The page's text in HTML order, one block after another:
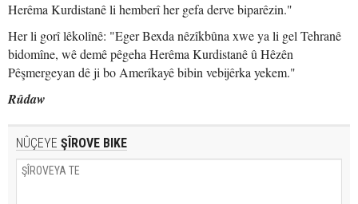
Herêma Kurdistanê li hemberî her gefa derve biparêzin."
Her li gorî lêkolînê: "Eger Bexda nêzîkbûna xwe ya li gel Tehranê
bidomîne, wê demê pêgeha Herêma Kurdistanê û Hêzên
Pêşmergeyan dê ji bo Amerîkayê bibin vebijêrka yekem."
Rûdaw
NÛÇEYE ŞÎROVE BIKE